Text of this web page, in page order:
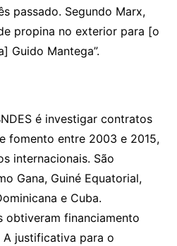
passado. Segundo Marx,
propina no exterior para [o
Guido Mantega”.
é investigar contratos
fomento entre 2003 e 2015,
internacionais. São
Gana, Guiné Equatorial,
e Cuba.
obtiveram financiamento
justificativa para o